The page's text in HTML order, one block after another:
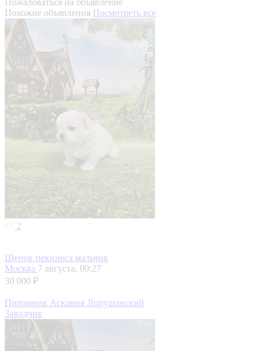
Пожаловаться на объявление
Похожие объявления Посмотреть все
2
Щенок пекинеса мальчик
Москва 7 августа, 09:27
30 000 ₽
Питомник Аскания Лопушанский
Заводчик